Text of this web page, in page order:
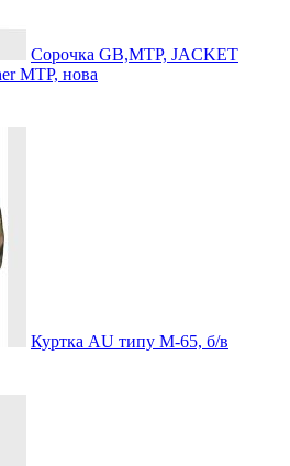
Сорочка GB,MTP, JACKET
MTP, нова
Куртка AU типу М-65, б/в